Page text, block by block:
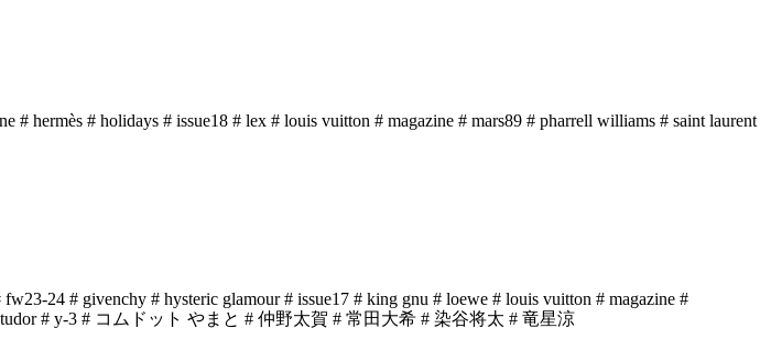
# hermès # holidays # issue18 # lex # louis vuitton # magazine # mars89 # pharrell williams # saint laurent
fw23-24 # givenchy # hysteric glamour # issue17 # king gnu # loewe # louis vuitton # magazine #
# y-3 # コムドット やまと # 仲野太賀 # 常田大希 # 染谷将太 # 竜星涼